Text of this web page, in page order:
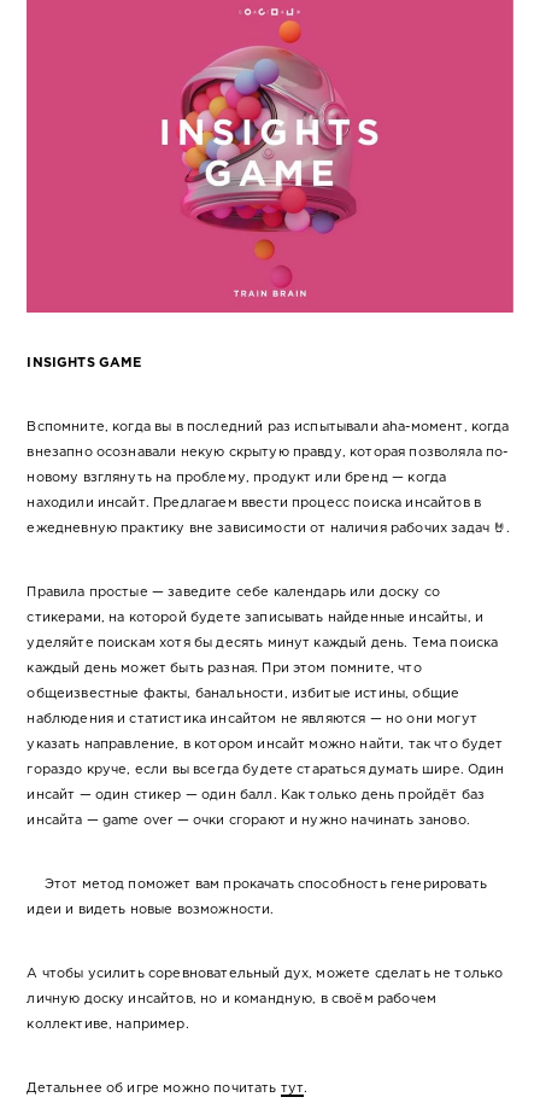
INSIGHTS GAME
Вспомните, когда вы в последний раз испытывали aha-момент, когда
внезапно осознавали некую скрытую правду, которая позволяла по-
новому взглянуть на проблему, продукт или бренд — когда
находили инсайт. Предлагаем ввести процесс поиска инсайтов в
ежедневную практику вне зависимости от наличия рабочих задач 🤘.
Правила простые — заведите себе календарь или доску со
стикерами, на которой будете записывать найденные инсайты, и
уделяйте поискам хотя бы десять минут каждый день. Тема поиска
каждый день может быть разная. При этом помните, что
общеизвестные факты, банальности, избитые истины, общие
наблюдения и статистика инсайтом не являются — но они могут
указать направление, в котором инсайт можно найти, так что будет
гораздо круче, если вы всегда будете стараться думать шире. Один
инсайт — один стикер — один балл. Как только день пройдёт баз
инсайта — game over — очки сгорают и нужно начинать заново.
Этот метод поможет вам прокачать способность генерировать
идеи и видеть новые возможности.
А чтобы усилить соревновательный дух, можете сделать не только
личную доску инсайтов, но и командную, в своём рабочем
коллективе, например.
Детальнее об игре можно почитать тут.